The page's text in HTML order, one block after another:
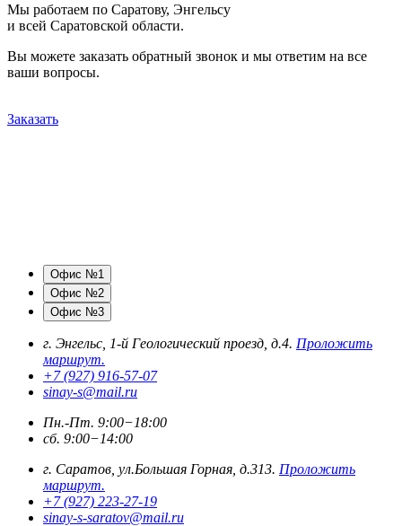
Мы работаем по Саратову, Энгельсу
и всей Саратовской области.
Вы можете заказать обратный звонок и мы ответим на все
ваши вопросы.
Заказать
Офис №1
Офис №2
Офис №3
г. Энгельс, 1-й Геологический проезд, д.4. Проложить
маршрут.
+7 (927) 916-57-07
sinay-s@mail.ru
Пн.-Пт. 9:00−18:00
сб. 9:00−14:00
г. Саратов, ул.Большая Горная, д.313. Проложить
маршрут.
+7 (927) 223-27-19
sinay-s-saratov@mail.ru